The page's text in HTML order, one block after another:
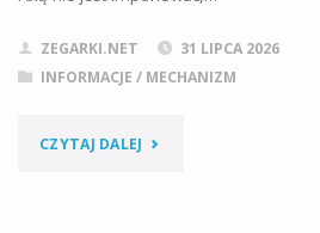
ZEGARKI.NET
31 LIPCA 2026
INFORMACJE / MECHANIZM
CZYTAJ DALEJ "MIYOTA